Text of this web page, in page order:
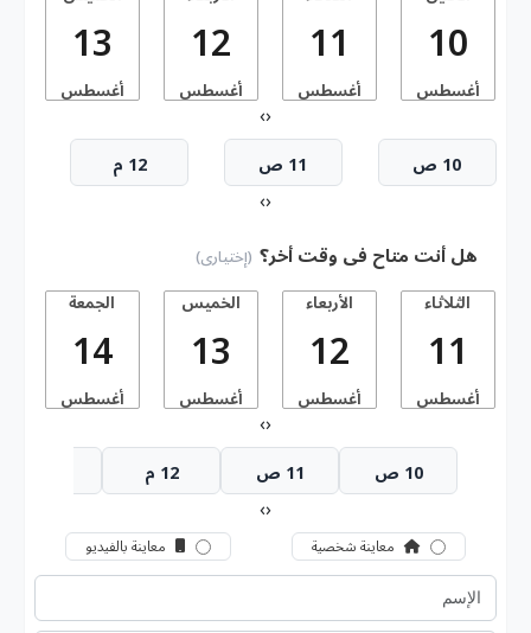
10
أغسطس
11
أغسطس
12
أغسطس
13
أغسطس
‹
›
10 ص 11 ص 12 م
‹
›
هل أنت متاح فى وقت أخر؟ (إختيارى)
الثلاثاء
11
أغسطس
الأربعاء
12
أغسطس
الخميس
13
أغسطس
الجمعة
14
أغسطس
‹
›
10 ص 11 ص 12 م
‹
›
معاينة شخصية معاينة بالفيديو